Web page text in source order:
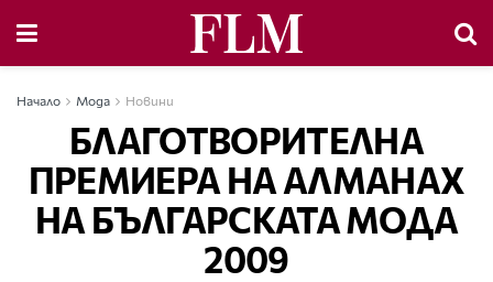
Начало Мода Новини
БЛАГОТВОРИТЕЛНА
ПРЕМИЕРА НА АЛМАНАХ
НА БЪЛГАРСКАТА МОДА
2009